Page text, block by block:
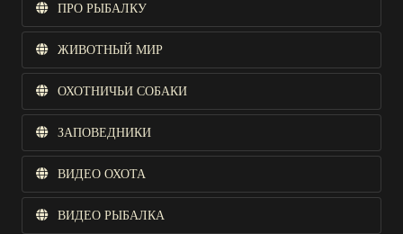
ПРО РЫБАЛКУ
ЖИВОТНЫЙ МИР
ОХОТНИЧЬИ СОБАКИ
ЗАПОВЕДНИКИ
ВИДЕО ОХОТА
ВИДЕО РЫБАЛКА